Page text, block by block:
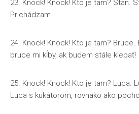
23. Knock! Knock! Kto je tam? Stan.
Prichádzam
24. Knock! Knock! Kto je tam? Bruce.
bruce mi kĺby, ak budem stále klepať!
25. Knock! Knock! Kto je tam? Luca.
Luca s kukátorom, rovnako ako